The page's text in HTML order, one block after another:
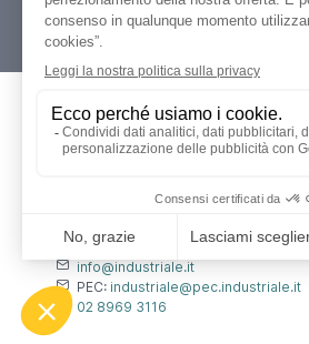
Dati Legali
L'industriale s.r.l.
P. IVA: 12212870153
Contatti
info@industriale.it
PEC: industriale@pec.industriale.it
02 8969 3116